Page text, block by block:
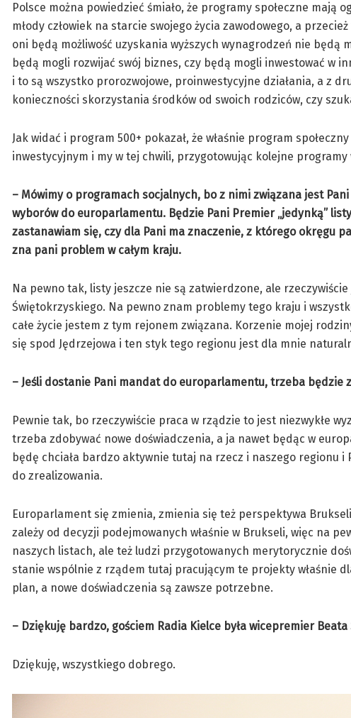
Polsce można powiedzieć śmiało, że programy społeczne
młody człowiek na starcie swojego życia zawodowego, a
oni będą możliwość uzyskania wyższych wynagrodzeń nie będą
będą mogli rozwijać swój biznes, czy będą mogli inwestować w
i to są wszystko prorozwojowe, proinwestycyjne działania, a z
konieczności skorzystania środków od swoich rodziców, czy
Jak widać i program 500+ pokazał, że właśnie program
inwestycyjnym i my w tej chwili, przygotowując kolejne programy
– Mówimy o programach socjalnych, bo z nimi związana jest
wyborów do europarlamentu. Będzie Pani Premier „jedynką”
zastanawiam się, czy dla Pani ma znaczenie, z którego okręgu
zna pani problem w całym kraju.
Na pewno tak, listy jeszcze nie są zatwierdzone, ale
Świętokrzyskiego. Na pewno znam problemy tego kraju i
całe życie jestem z tym rejonem związana. Korzenie mojej
się spod Jędrzejowa i ten styk tego regionu jest dla mnie
– Jeśli dostanie Pani mandat do europarlamentu, trzeba będzie
Pewnie tak, bo rzeczywiście praca w rządzie to jest niezwykłe
trzeba zdobywać nowe doświadczenia, a ja nawet będąc w
będę chciała bardzo aktywnie tutaj na rzecz i naszego regionu
do zrealizowania.
Europarlament się zmienia, zmienia się też perspektywa
zależy od decyzji podejmowanych właśnie w Brukseli, więc na
naszych listach, ale też ludzi przygotowanych merytorycznie
stanie wspólnie z rządem tutaj pracującym te projekty właśnie
plan, a nowe doświadczenia są zawsze potrzebne.
– Dziękuję bardzo, gościem Radia Kielce była wicepremier
Dziękuję, wszystkiego dobrego.